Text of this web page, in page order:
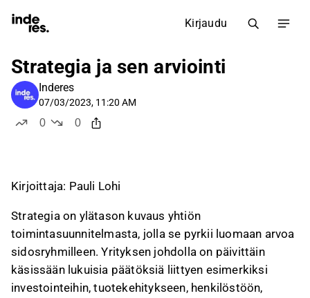
Kirjaudu
Strategia ja sen arviointi
Inderes
07/03/2023, 11:20 AM
0
0
Kirjoittaja: Pauli Lohi
Strategia on ylätason kuvaus yhtiön
toimintasuunnitelmasta, jolla se pyrkii luomaan arvoa
sidosryhmilleen. Yrityksen johdolla on päivittäin
käsissään lukuisia päätöksiä liittyen esimerkiksi
investointeihin, tuotekehitykseen, henkilöstöön,